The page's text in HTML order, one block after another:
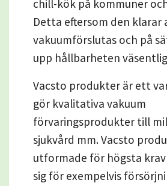
chill-kök på kommuner
Detta eftersom den klarar
vakuumförslutas och på
upp hållbarheten
Vacsto produkter är ett
gör kvalitativa vakuum
förvaringsprodukter till
sjukvård mm. Vacsto
utformade för högsta
sig för exempelvis